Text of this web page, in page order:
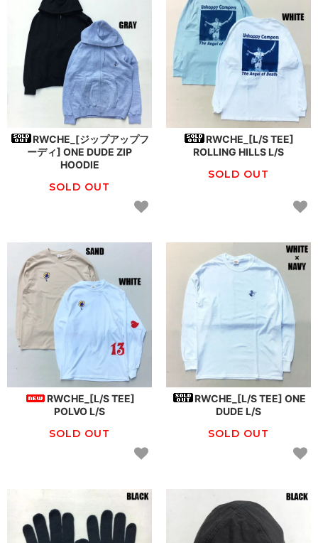
RWCHE_[ジップアップフ
ーディ] ONE DUDE ZIP
HOODIE
SOLD OUT
RWCHE_[L/S TEE]
ROLLING HILLS L/S
SOLD OUT
RWCHE_[L/S TEE]
POLVO L/S
SOLD OUT
RWCHE_[L/S TEE] ONE
DUDE L/S
SOLD OUT